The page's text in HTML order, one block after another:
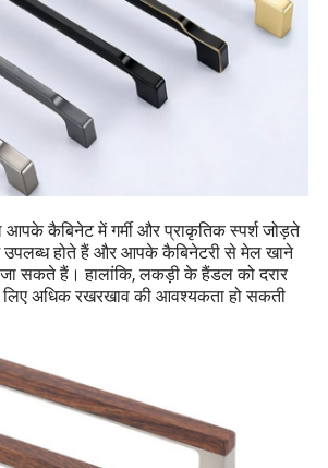
कैबिनेट में गर्मी और प्राकृतिक स्पर्श जोड़ते
उपलब्ध होते हैं और आपके कैबिनेटरी से मेल खाने
सकते हैं। हालांकि, लकड़ी के हैंडल को दरार
अधिक रखरखाव की आवश्यकता हो सकती